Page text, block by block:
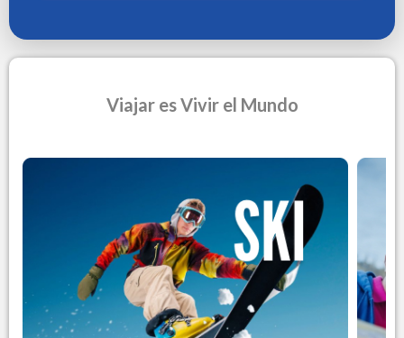
Viajar es Vivir el Mundo